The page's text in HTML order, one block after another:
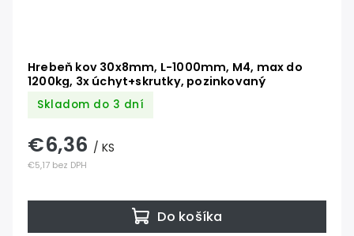
Hrebeň kov 30x8mm, L-1000mm, M4, max do
1200kg, 3x úchyt+skrutky, pozinkovaný
Skladom do 3 dní
€5,17 bez DPH
€6,36 / KS
Do košíka